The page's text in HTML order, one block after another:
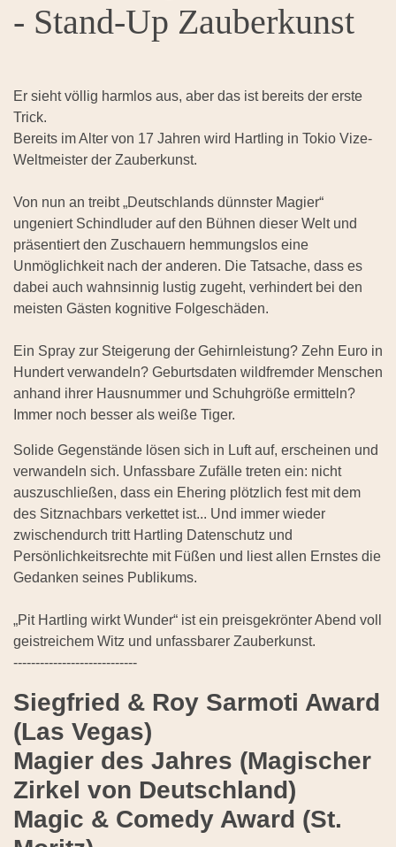
- Stand-Up Zauberkunst
Er sieht völlig harmlos aus, aber das ist bereits der erste
Trick.
Bereits im Alter von 17 Jahren wird Hartling in Tokio Vize-
Weltmeister der Zauberkunst.
Von nun an treibt „Deutschlands dünnster Magier“
ungeniert Schindluder auf den Bühnen dieser Welt und
präsentiert den Zuschauern hemmungslos eine
Unmöglichkeit nach der anderen. Die Tatsache, dass es
dabei auch wahnsinnig lustig zugeht, verhindert bei den
meisten Gästen kognitive Folgeschäden.
Ein Spray zur Steigerung der Gehirnleistung? Zehn Euro in
Hundert verwandeln? Geburtsdaten wildfremder Menschen
anhand ihrer Hausnummer und Schuhgröße ermitteln?
Immer noch besser als weiße Tiger.
Solide Gegenstände lösen sich in Luft auf, erscheinen und
verwandeln sich. Unfassbare Zufälle treten ein: nicht
auszuschließen, dass ein Ehering plötzlich fest mit dem
des Sitznachbars verkettet ist... Und immer wieder
zwischendurch tritt Hartling Datenschutz und
Persönlichkeitsrechte mit Füßen und liest allen Ernstes die
Gedanken seines Publikums.
„Pit Hartling wirkt Wunder“ ist ein preisgekrönter Abend voll
geistreichem Witz und unfassbarer Zauberkunst.
----------------------------
Siegfried & Roy Sarmoti Award
(Las Vegas)
Magier des Jahres (Magischer
Zirkel von Deutschland)
Magic & Comedy Award (St.